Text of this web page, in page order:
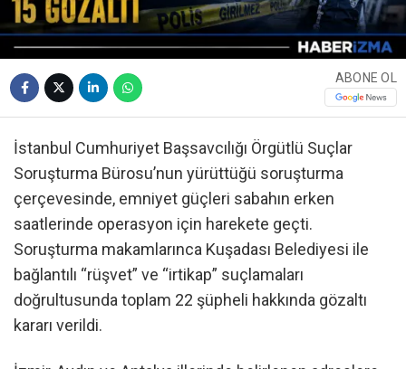
ABONE OL
İstanbul Cumhuriyet Başsavcılığı Örgütlü Suçlar
Soruşturma Bürosu’nun yürüttüğü soruşturma
çerçevesinde, emniyet güçleri sabahın erken
saatlerinde operasyon için harekete geçti.
Soruşturma makamlarınca Kuşadası Belediyesi ile
bağlantılı “rüşvet” ve “irtikap” suçlamaları
doğrultusunda toplam 22 şüpheli hakkında gözaltı
kararı verildi.